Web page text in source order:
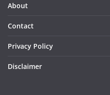
About
Contact
Privacy Policy
Disclaimer